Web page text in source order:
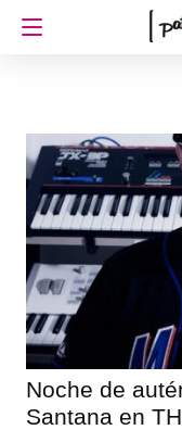
Noche de
Santana en